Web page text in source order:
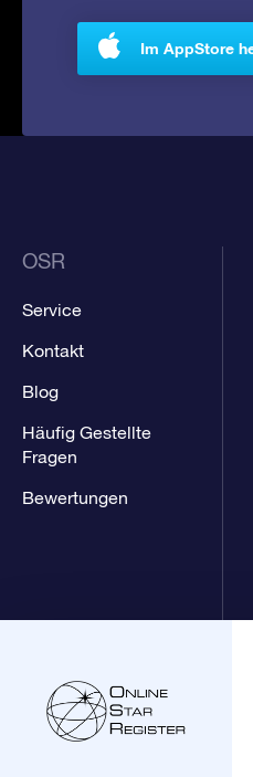
Im AppStore
OSR
Service
Kontakt
Blog
Häufig Gestellte
Fragen
Bewertungen